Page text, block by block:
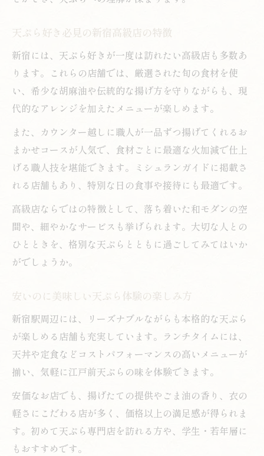
天ぷら好き必見の新宿高級店の特徴
新宿には、天ぷら好きが一度は訪れたい高級店も多数あ
ります。これらの店舗では、厳選された旬の食材を使
い、希少な胡麻油や伝統的な揚げ方を守りながらも、現
代的なアレンジを加えたメニューが楽しめます。
また、カウンター越しに職人が一品ずつ揚げてくれるお
まかせコースが人気で、食材ごとに最適な火加減で仕上
げる職人技を堪能できます。ミシュランガイドに掲載さ
れる店舗もあり、特別な日の食事や接待にも最適です。
高級店ならではの特徴として、落ち着いた和モダンの空
間や、細やかなサービスも挙げられます。大切な人との
ひとときを、格別な天ぷらとともに過ごしてみてはいか
がでしょうか。
安いのに美味しい天ぷら体験の楽しみ方
新宿駅周辺には、リーズナブルながらも本格的な天ぷら
が楽しめる店舗も充実しています。ランチタイムには、
天丼や定食などコストパフォーマンスの高いメニューが
揃い、気軽に江戸前天ぷらの味を体験できます。
安価なお店でも、揚げたての提供やごま油の香り、衣の
軽さにこだわる店が多く、価格以上の満足感が得られま
す。初めて天ぷら専門店を訪れる方や、学生・若年層に
もおすすめです。